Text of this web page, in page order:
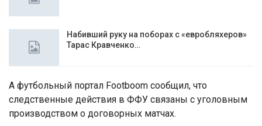
Набивший руку на поборах с «евробляхеров»
Тарас Кравченко…
А футбольный портал Footboom сообщил, что
следственные действия в ФФУ связаны с уголовным
производством о договорных матчах.